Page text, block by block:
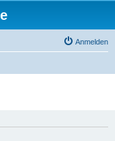
Anmelden